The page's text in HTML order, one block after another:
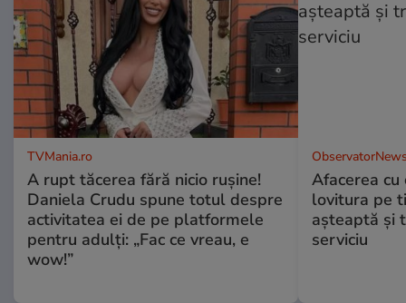
TVMania.ro
A rupt tăcerea fără nicio rușine!
Daniela Crudu spune totul despre
activitatea ei de pe platformele
pentru adulți: „Fac ce vreau, e
wow!”
Afacerea
lovitura pe
aşteaptă şi
serviciu